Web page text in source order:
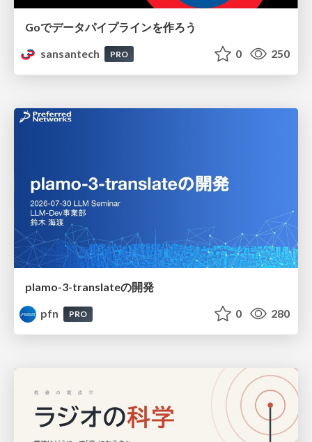
Goでデータパイプラインを作ろう
sansantech
PRO 0 250
plamo-3-translateの開発
pfn
PRO 0 280